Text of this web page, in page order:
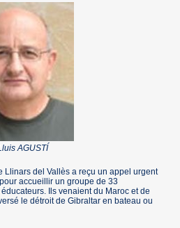
AGUSTÍ
Llinars del Vallès a reçu un appel urgent
accueillir un groupe de 33
Ils venaient du Maroc et de
le détroit de Gibraltar en bateau ou